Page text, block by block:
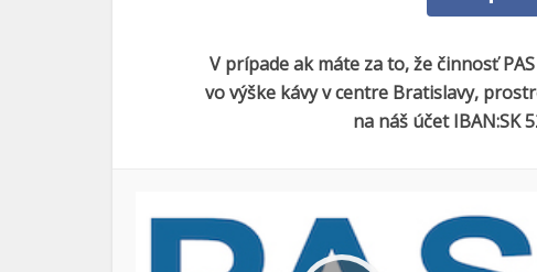
V prípade ak máte za to, že činnosť
vo výške kávy v centre Bratislavy,
na náš účet IBAN:SK